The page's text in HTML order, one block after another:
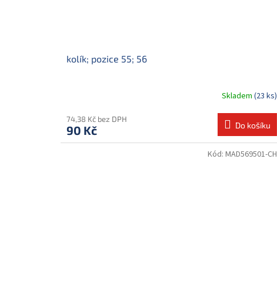
kolík; pozice 55; 56
Skladem(23 ks)
74,38 Kč bez DPH
90 Kč Do košíku
Kód:MAD569501-CH